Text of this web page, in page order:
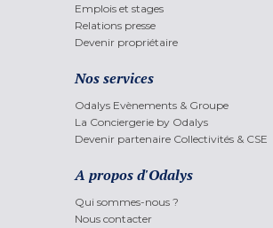
Emplois et stages
Relations presse
Devenir propriétaire
Nos services
Odalys Evènements & Groupe
La Conciergerie by Odalys
Devenir partenaire Collectivités & CSE
A propos d'Odalys
Qui sommes-nous ?
Nous contacter